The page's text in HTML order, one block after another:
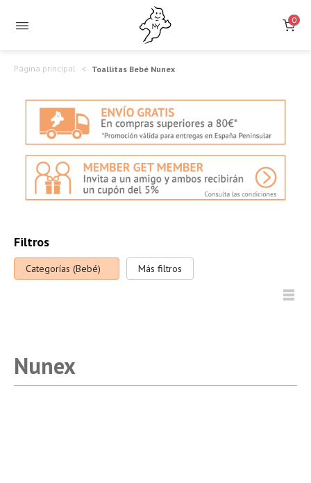
0
Página principal Toallitas Bebé Nunex
Filtros
Categorías (Bebé) Más filtros
Nunex